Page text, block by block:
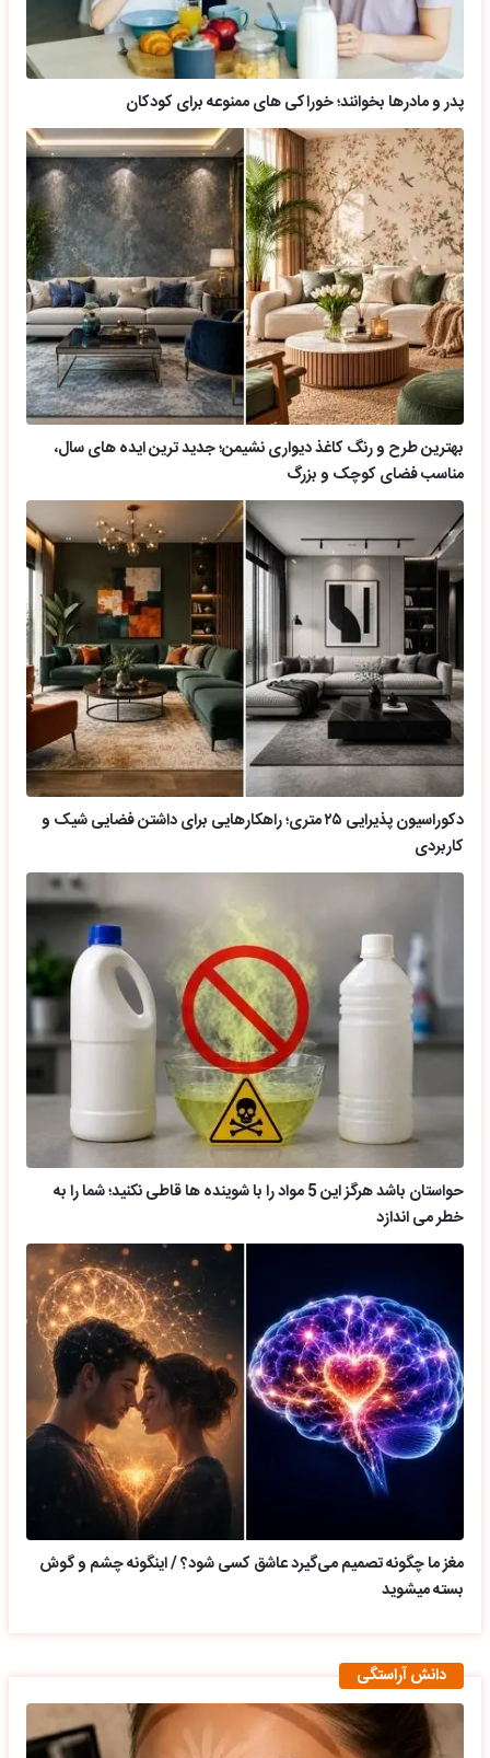
پدر و مادرها بخوانند؛ خوراکی های ممنوعه برای کودکان
بهترین طرح و رنگ کاغذ دیواری نشیمن؛ جدید ترین ایده های سال،
مناسب فضای کوچک و بزرگ
دکوراسیون پذیرایی ۲۵ متری؛ راهکارهایی برای داشتن فضایی شیک و
کاربردی
حواستان باشد هرگز این 5 مواد را با شوینده ها قاطی نکنید؛ شما را به
خطر می اندازد
مغز ما چگونه تصمیم می‌گیرد عاشق کسی شود؟ / اینگونه چشم و گوش
بسته میشوید
دانش آراستگی